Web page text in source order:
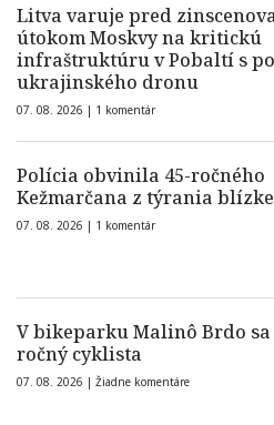
Litva varuje pred
útokom Moskvy na kritickú
infraštruktúru v Pobaltí s
ukrajinského dronu
07. 08. 2026 | 1 komentár
Polícia obvinila 45-ročného
Kežmarčana z týrania
07. 08. 2026 | 1 komentár
V bikeparku Malinô Brdo
ročný cyklista
07. 08. 2026 | Žiadne komentáre